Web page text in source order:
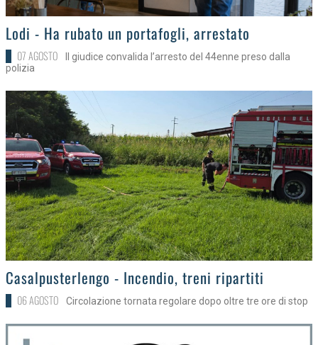
>Lodi - Ha rubato un portafogli, arrestato
07 AGOSTO
Il giudice convalida l’arresto del 44enne preso dalla
polizia
>
Casalpusterlengo - Incendio, treni ripartiti
06 AGOSTO Circolazione tornata regolare dopo oltre tre ore di stop